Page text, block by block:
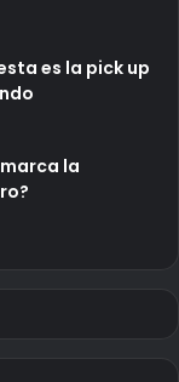
es la pick up
la